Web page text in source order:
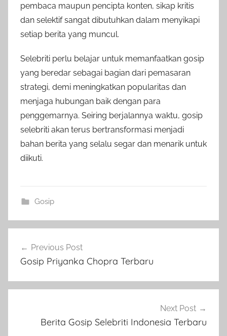
pembaca maupun pencipta konten, sikap kritis
dan selektif sangat dibutuhkan dalam menyikapi
setiap berita yang muncul.
Selebriti perlu belajar untuk memanfaatkan gosip
yang beredar sebagai bagian dari pemasaran
strategi, demi meningkatkan popularitas dan
menjaga hubungan baik dengan para
penggemarnya. Seiring berjalannya waktu, gosip
selebriti akan terus bertransformasi menjadi
bahan berita yang selalu segar dan menarik untuk
diikuti.
Gosip
navigation
Previous Post
Gosip Priyanka Chopra Terbaru
Next Post
Berita Gosip Selebriti Indonesia Terbaru